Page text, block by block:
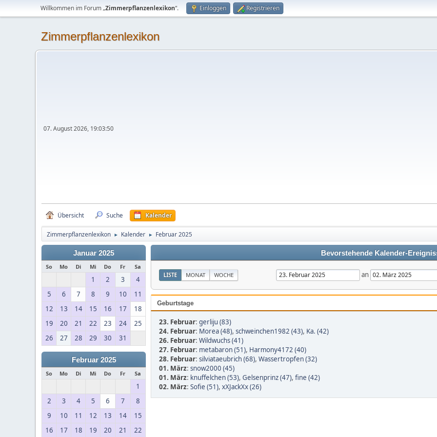
Willkommen im Forum „Zimmerpflanzenlexikon“. Einloggen Registrieren
Zimmerpflanzenlexikon
07. August 2026, 19:03:50
Übersicht Suche Kalender
Zimmerpflanzenlexikon ► Kalender ► Februar 2025
Januar 2025
So Mo Di Mi Do Fr Sa
1 2 3
4
5
6 7 8 9 10
11
12
13 14 15 16 17
18
19
20 21 22 23 24
25
26
27 28 29 30 31
Februar 2025
So Mo Di Mi Do Fr Sa
1
2
3 4 5 6 7
8
9
10 11 12 13 14
15
16
17 18 19 20 21 22
Bevorstehende Kalender-
LISTE MONAT WOCHE an
Geburtstage
23. Februar: gerliju (83)
24. Februar: Morea (48), schweinchen1982 (43), Ka. (42)
26. Februar: Wildwuchs (41)
27. Februar: metabaron (51), Harmony4172 (40)
28. Februar: silviataeubrich (68), Wassertropfen (32)
01. März: snow2000 (45)
01. März: knuffelchen (53), Gelsenprinz (47), fine (42)
02. März: Sofie (51), xXJackXx (26)